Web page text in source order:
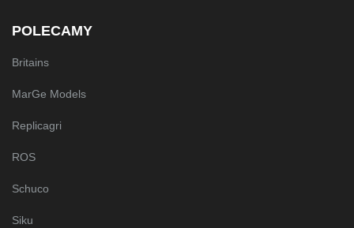
POLECAMY
Britains
MarGe Models
Replicagri
ROS
Schuco
Siku